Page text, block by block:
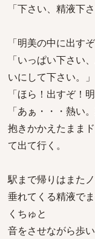
「下さい、精液下さ
「明美の中に出すぞ
「いっぱい下さい
いにして下さい。」
「ほら！出すぞ！明
「あぁ・・・熱い
抱きかかえたまま
て出て行く。
駅まで帰りはまた
垂れてくる精液で
くちゅと
音をさせながら歩い